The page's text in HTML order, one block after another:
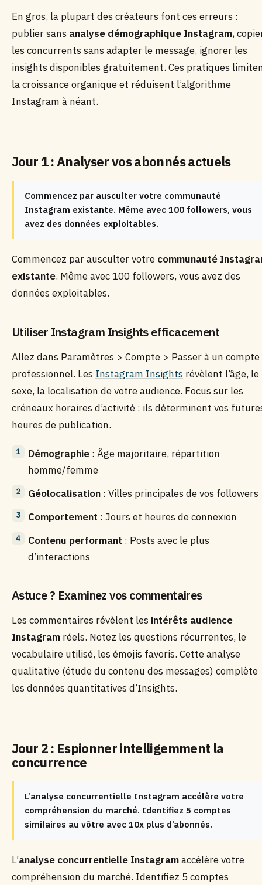
En gros, la plupart des créateurs font ces erreurs :
publier sans analyse démographique Instagram,
les concurrents sans adapter le message, ignorer les
insights disponibles gratuitement. Ces pratiques
la croissance organique et réduisent l’algorithme
Instagram à néant.
Jour 1 : Analyser vos abonnés actuels
Commencez par ausculter votre communauté
Instagram existante. Même avec 100 followers, vous
avez des données exploitables.
Commencez par ausculter votre communauté
existante. Même avec 100 followers, vous avez des
données exploitables.
Utiliser Instagram Insights efficacement
Allez dans Paramètres > Compte > Passer à un compte
professionnel. Les Instagram Insights révèlent l’âge, le
sexe, la localisation de votre audience. Focus sur les
créneaux horaires d’activité : ils déterminent vos
heures de publication.
Démographie : Âge majoritaire, répartition
homme/femme
Géolocalisation : Villes principales de vos followers
Comportement : Jours et heures de connexion
Contenu performant : Posts avec le plus
d’interactions
Astuce ? Examinez vos commentaires
Les commentaires révèlent les intérêts audience
Instagram réels. Notez les questions récurrentes, le
vocabulaire utilisé, les émojis favoris. Cette analyse
qualitative (étude du contenu des messages) complète
les données quantitatives d’Insights.
Jour 2 : Espionner intelligemment la
concurrence
L’analyse concurrentielle Instagram accélère votre
compréhension du marché. Identifiez 5 comptes
similaires au vôtre avec 10x plus d’abonnés.
L’analyse concurrentielle Instagramaccélère votre
compréhension du marché. Identifiez 5 comptes